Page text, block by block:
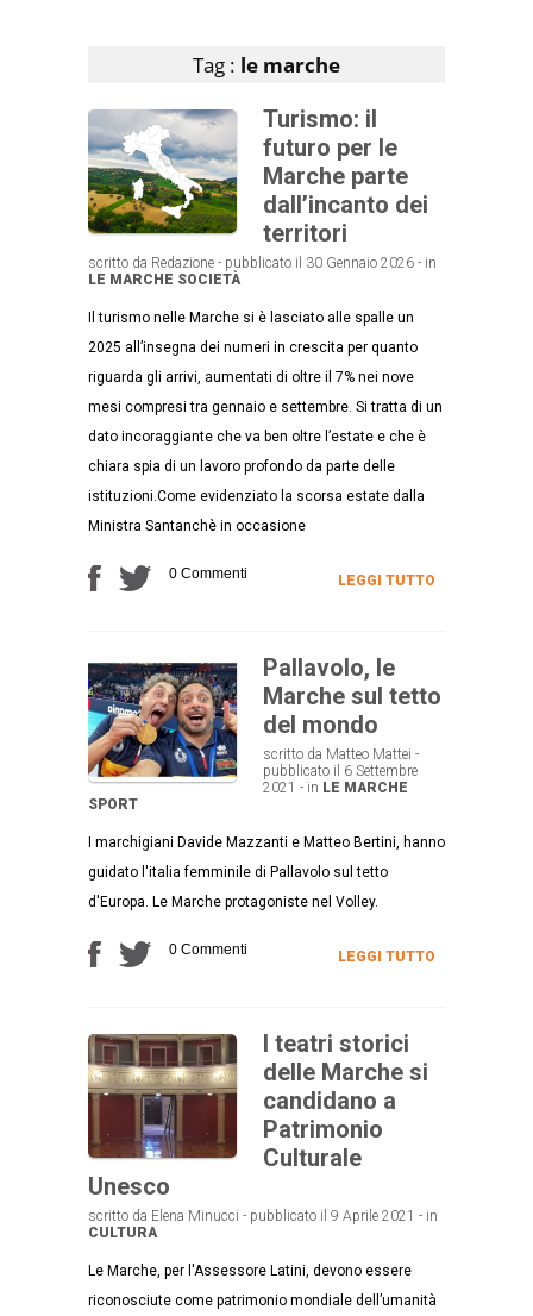
Tag : le marche
Turismo: il
futuro per le
Marche parte
dall’incanto dei
territori
scritto da Redazione - pubblicato il 30 Gennaio 2026 - in
LE MARCHE SOCIETÀ
Il turismo nelle Marche si è lasciato alle spalle un
2025 all’insegna dei numeri in crescita per quanto
riguarda gli arrivi, aumentati di oltre il 7% nei nove
mesi compresi tra gennaio e settembre. Si tratta di un
dato incoraggiante che va ben oltre l’estate e che è
chiara spia di un lavoro profondo da parte delle
istituzioni.Come evidenziato la scorsa estate dalla
Ministra Santanchè in occasione
0 Commenti LEGGI TUTTO
Pallavolo, le
Marche sul tetto
del mondo
scritto da Matteo Mattei -
pubblicato il 6 Settembre
2021 - in LE MARCHE
SPORT
I marchigiani Davide Mazzanti e Matteo Bertini, hanno
guidato l'italia femminile di Pallavolo sul tetto
d'Europa. Le Marche protagoniste nel Volley.
0 Commenti LEGGI TUTTO
I teatri storici
delle Marche si
candidano a
Patrimonio
Culturale
Unesco
scritto da Elena Minucci - pubblicato il 9 Aprile 2021 - in
CULTURA
Le Marche, per l'Assessore Latini, devono essere
riconosciute come patrimonio mondiale dell’umanità